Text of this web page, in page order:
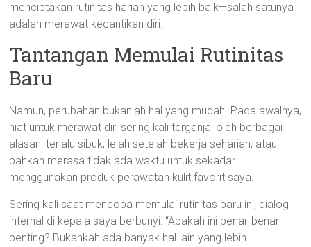
menciptakan rutinitas harian yang lebih baik—salah satunya
adalah merawat kecantikan diri.
Tantangan Memulai Rutinitas
Baru
Namun, perubahan bukanlah hal yang mudah. Pada awalnya,
niat untuk merawat diri sering kali terganjal oleh berbagai
alasan: terlalu sibuk, lelah setelah bekerja seharian, atau
bahkan merasa tidak ada waktu untuk sekadar
menggunakan produk perawatan kulit favorit saya.
Sering kali saat mencoba memulai rutinitas baru ini, dialog
internal di kepala saya berbunyi: “Apakah ini benar-benar
penting? Bukankah ada banyak hal lain yang lebih